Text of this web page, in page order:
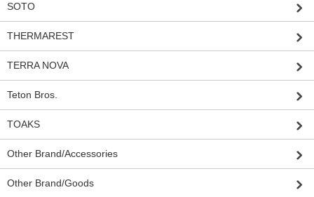
SOTO
THERMAREST
TERRA NOVA
Teton Bros.
TOAKS
Other Brand/Accessories
Other Brand/Goods